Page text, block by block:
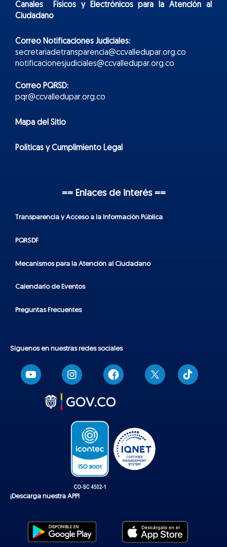
Canales Físicos yElectrónicospara la Atención al
Ciudadano
Correo Notificaciones Judiciales:
secretariadetransparencia@ccvalledupar.org.co
notificacionesjudiciales@ccvalledupar.org.co
Correo PQRSD:
pqr@ccvalledupar.org.co
Mapa del Sitio
Políticas y Cumplimiento Legal
== Enlaces de interés ==
Transparencia y Acceso a la Información Pública
PQRSDF
Mecanismos para la Atención al Ciudadano
Calendario de Eventos
Preguntas Frecuentes
Síguenos en nuestras redes sociales
T
i
k
¡Descarga nuestra APP!